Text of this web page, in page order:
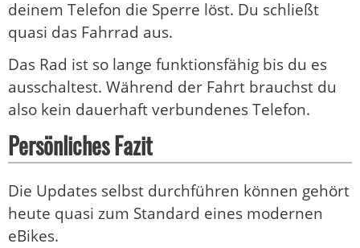
deinem Telefon die Sperre löst. Du schließt
quasi das Fahrrad aus.
Das Rad ist so lange funktionsfähig bis du es
ausschaltest. Während der Fahrt brauchst du
also kein dauerhaft verbundenes Telefon.
Persönliches Fazit
Die Updates selbst durchführen können gehört
heute quasi zum Standard eines modernen
eBikes.